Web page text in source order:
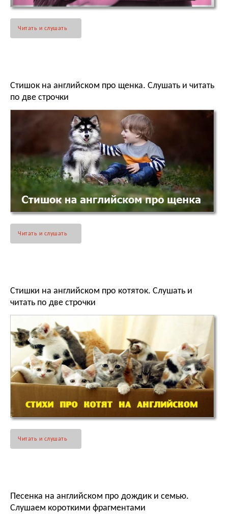
Читать и слушать
Стишок на английском про щенка. Слушать и читать
по две строчки
Читать и слушать
Стишки на английском про котяток. Слушать и
читать по две строчки
Читать и слушать
Песенка на английском про дождик и семью.
Слушаем короткими фрагментами